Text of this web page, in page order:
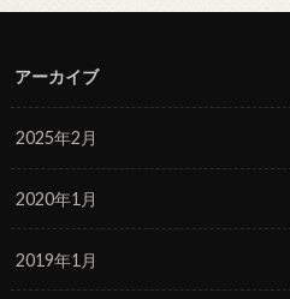
アーカイブ
2025年2月
2020年1月
2019年1月